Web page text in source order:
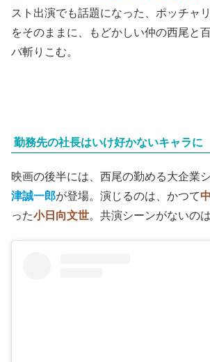
スト出演でも話題になった、ポッチャ
をそのままに、もどかしい仲の西尾と
バ斬りこむ。
勤務先の社長はいけ好かないキャラに
映画の後半には、西尾の勤める大企業
津誠一郎が登場。 演じるのは、かつて
った小日向文世。共演シーンがないのは